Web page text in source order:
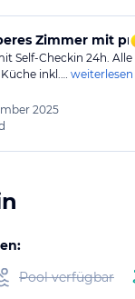
Zimmer mit
Self-Checkin 24h. Alle
inkl.… weiterlesen
2025
Pool verfügbar